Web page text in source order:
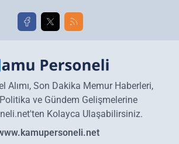
Alımı, Son Dakika Memur Haberleri,
ve Gündem Gelişmelerine
Kolayca Ulaşabilirsiniz.